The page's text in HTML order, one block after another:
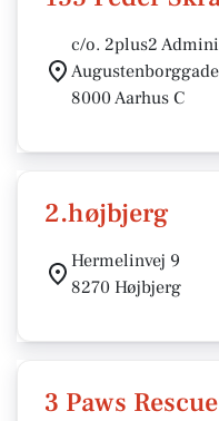
c/o. 2plus2
8000 Aarhus C
2.højbjerg
Hermelinvej 9
8270 Højbjerg
3 Paws Rescue